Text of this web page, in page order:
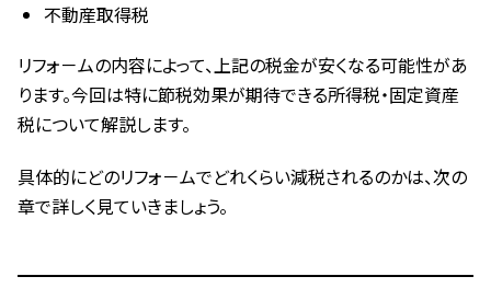
不動産取得税
リフォ－ムの内容によって、上記の税金が安くなる可能性があ
ります。今回は特に節税効果が期待できる所得税・固定資産
税について解説します。
具体的にどのリフォ－ムでどれくらい減税されるのかは、次の
章で詳しく見ていきましょう。